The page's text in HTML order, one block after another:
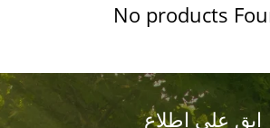
No products
ابق على اطلاع